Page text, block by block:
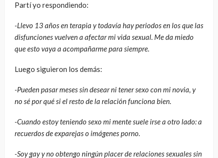
Partí yo respondiendo:
-Llevo 13 años en terapia y todavía hay periodos en los que las
disfunciones vuelven a afectar mi vida sexual. Me da miedo
que esto vaya a acompañarme para siempre.
Luego siguieron los demás:
-Pueden pasar meses sin desear ni tener sexo con mi novia, y
no sé por qué si el resto de la relación funciona bien.
-Cuando estoy teniendo sexo mi mente suele irse a otro lado: a
recuerdos de exparejas o imágenes porno.
-Soy gay y no obtengo ningún placer de relaciones sexuales sin